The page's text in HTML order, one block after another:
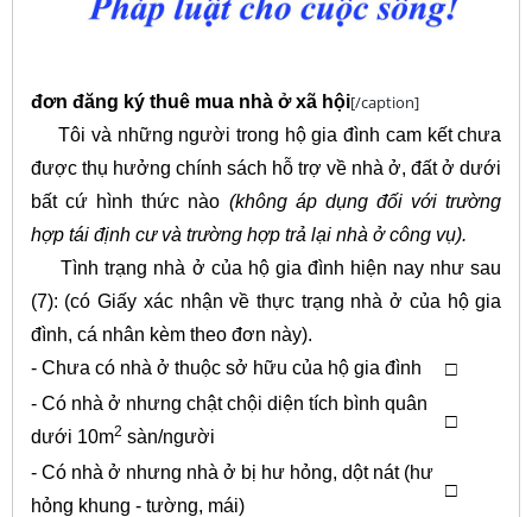
đơn đăng ký thuê mua nhà ở xã hội[/caption]
Tôi và những người trong hộ gia đình cam kết chưa
được thụ hưởng chính sách hỗ trợ về nhà ở, đất ở dưới
bất cứ hình thức nào (không áp dụng đối với trường
hợp tái định cư và trường hợp trả lại nhà ở công vụ).
Tình trạng nhà ở của hộ gia đình hiện nay như sau
(7): (có Giấy xác nhận về thực trạng nhà ở của hộ gia
đình, cá nhân kèm theo đơn này).
- Chưa có nhà ở thuộc sở hữu của hộ gia đình
□
- Có nhà ở nhưng chật chội diện tích bình quân
dưới 10m2 sàn/người
□
- Có nhà ở nhưng nhà ở bị hư hỏng, dột nát (hư
hỏng khung - tường, mái)
□